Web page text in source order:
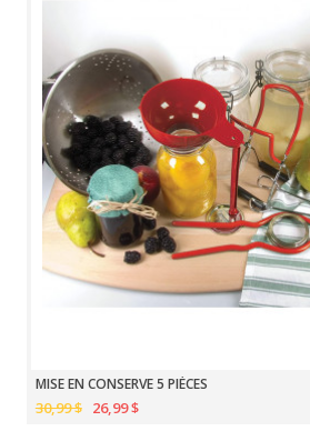
MISE EN CONSERVE 5 PIÈCES
30,99 $ 26,99 $